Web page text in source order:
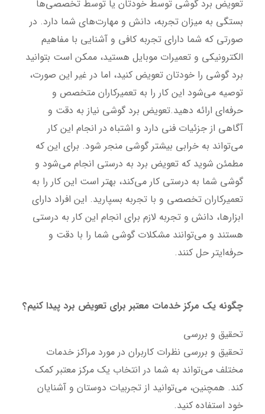
تعویض برد گوشی توسط خودتان یا توسط تخصصی‌ها
بستگی به میزان تجربه، دانش و مهارت‌های شما دارد. در
صورتی که شما دارای تجربه کافی و آشنایی با مفاهیم
الکترونیکی و تعمیرات موبایل هستید، ممکن است بتوانید
برد گوشی را خودتان تعویض کنید، اما در غیر این صورت،
توصیه می‌شود این کار را به تعمیرکاران متخصص و
حرفه‌ای ارائه دهید.تعویض برد گوشی نیاز به دقت و
آگاهی از جزئیات فنی دارد و اشتباه در انجام این کار
می‌تواند به خرابی بیشتر گوشی منجر شود. برای این که
مطمئن شوید که تعویض برد به درستی انجام می‌شود و
گوشی شما به درستی کار می‌کند، بهتر است این کار را به
تعمیرکاران تخصصی و با تجربه بسپارید. این افراد دارای
ابزارها، دانش و تجربه لازم برای انجام این کار به درستی
هستند و می‌توانند مشکلات گوشی شما را با دقت و
حرفه‌ایتر حل کنند.
چگونه یک مرکز خدمات معتبر برای تعویض برد پیدا کنیم؟
تحقیق و بررسی
تحقیق و بررسی نظرات کاربران در مورد مراکز خدمات
مختلف می‌تواند به شما در انتخاب یک مرکز معتبر کمک
کند. همچنین، می‌توانید از تجربیات دوستان و آشنایان
خود استفاده کنید.